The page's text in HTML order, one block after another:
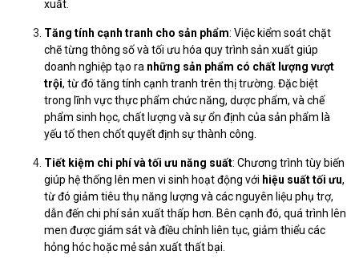
xuất.
Tăng tính cạnh tranh cho sản phẩm: Việc kiểm soát chặt
chẽ từng thông số và tối ưu hóa quy trình sản xuất giúp
doanh nghiệp tạo ra những sản phẩm có chất lượng vượt
trội, từ đó tăng tính cạnh tranh trên thị trường. Đặc biệt
trong lĩnh vực thực phẩm chức năng, dược phẩm, và chế
phẩm sinh học, chất lượng và sự ổn định của sản phẩm là
yếu tố then chốt quyết định sự thành công.
Tiết kiệm chi phí và tối ưu năng suất: Chương trình tùy biến
giúp hệ thống lên men vi sinh hoạt động với hiệu suất tối ưu,
từ đó giảm tiêu thụ năng lượng và các nguyên liệu phụ trợ,
dẫn đến chi phí sản xuất thấp hơn. Bên cạnh đó, quá trình lên
men được giám sát và điều chỉnh liên tục, giảm thiểu các
hỏng hóc hoặc mẻ sản xuất thất bại.